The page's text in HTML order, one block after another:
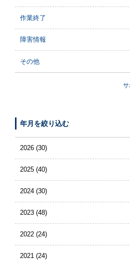
作業終了
障害情報
その他
サ
年月を絞り込む
2026 (30)
2025 (40)
2024 (30)
2023 (48)
2022 (24)
2021 (24)